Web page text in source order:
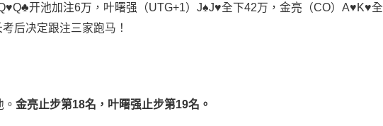
开池加注6万，叶曙强（UTG+1）J♠️J♥️全下42万，金亮（CO）A♥️K♥️全
后决定跟注三家跑马！
金亮止步第18名，叶曙强止步第19名。